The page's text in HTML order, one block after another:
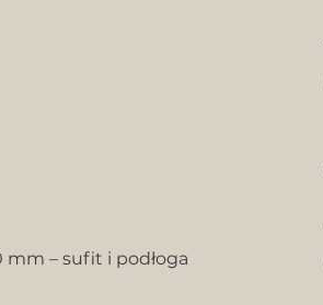
mm – sufit i podłoga